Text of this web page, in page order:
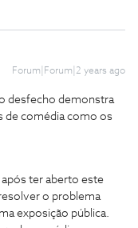
Forum|Forum|2 years ago
desfecho demonstra
de comédia como os
ter aberto este
o problema
exposição pública.